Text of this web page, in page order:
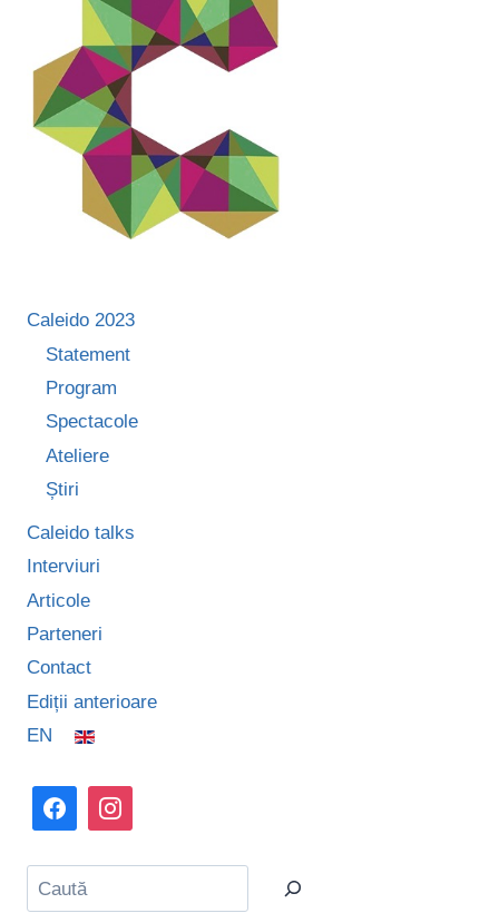
Caleido 2023
Statement
Program
Spectacole
Ateliere
Știri
Caleido talks
Interviuri
Articole
Parteneri
Contact
Ediții anterioare
EN
Caută